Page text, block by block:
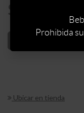
$
Ubicar en tienda
Prohibida